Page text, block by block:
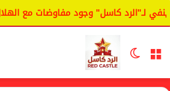
لـ"الرد كاسل" وجود مفاوضات مع
القائمة الوضع المظلم